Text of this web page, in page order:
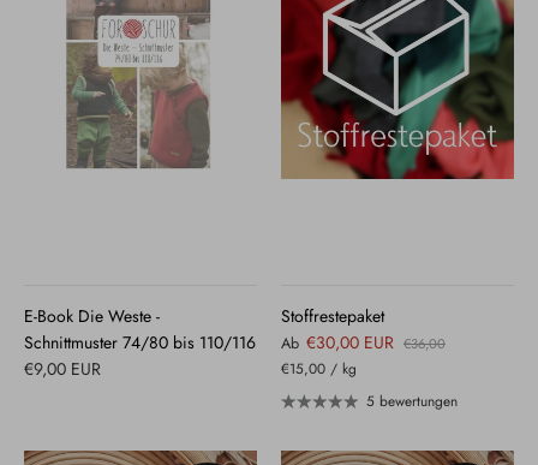
E-Book Die Weste -
Schnittmuster 74/80 bis 110/116
€9,00 EUR
Stoffrestepaket
Ab €30,00 EUR €36,00
€15,00 / kg
5 bewertungen